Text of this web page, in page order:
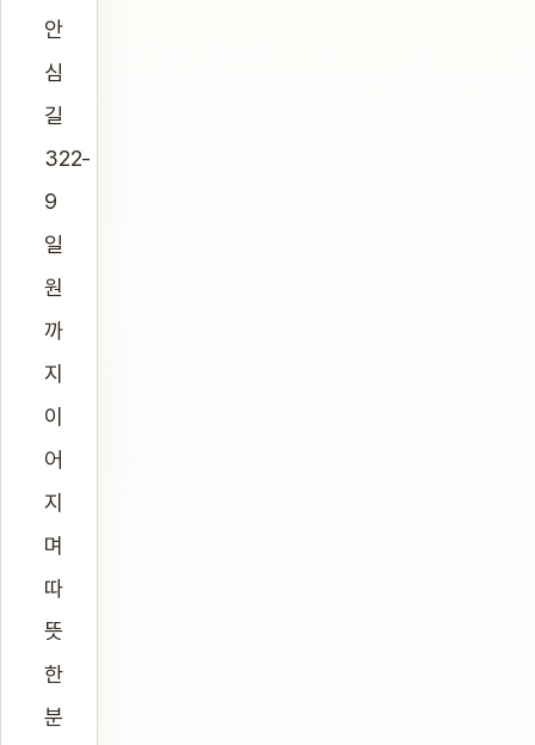
안
심
길
322-
9
일
원
까
지
이
어
지
며
따
뜻
한
분